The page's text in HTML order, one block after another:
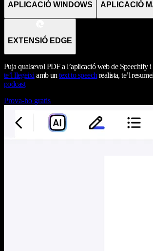
APLICACIÓ WINDOWS APLICACIÓ
EXTENSIÓ EDGE
Puja qualsevol PDF a l’aplicació web de Speechify i
te’l llegeixi amb untext to speech realista, te’l
podcast
Prova-ho gratis